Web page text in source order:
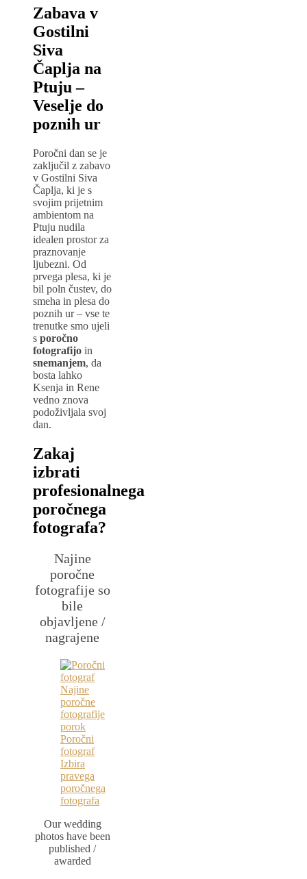
Zabava v
Gostilni
Siva
Čaplja na
Ptuju –
Veselje do
poznih ur
Poročni dan se je
zaključil z zabavo
v Gostilni Siva
Čaplja, ki je s
svojim prijetnim
ambientom na
Ptuju nudila
idealen prostor za
praznovanje
ljubezni. Od
prvega plesa, ki je
bil poln čustev, do
smeha in plesa do
poznih ur – vse te
trenutke smo ujeli
s poročno
fotografijo in
snemanjem, da
bosta lahko
Ksenja in Rene
vedno znova
podoživljala svoj
dan.
Zakaj
izbrati
profesionalnega
poročnega
fotografa?
Najine
poročne
fotografije so
bile
objavljene /
nagrajene
Our wedding
photos have been
published /
awarded